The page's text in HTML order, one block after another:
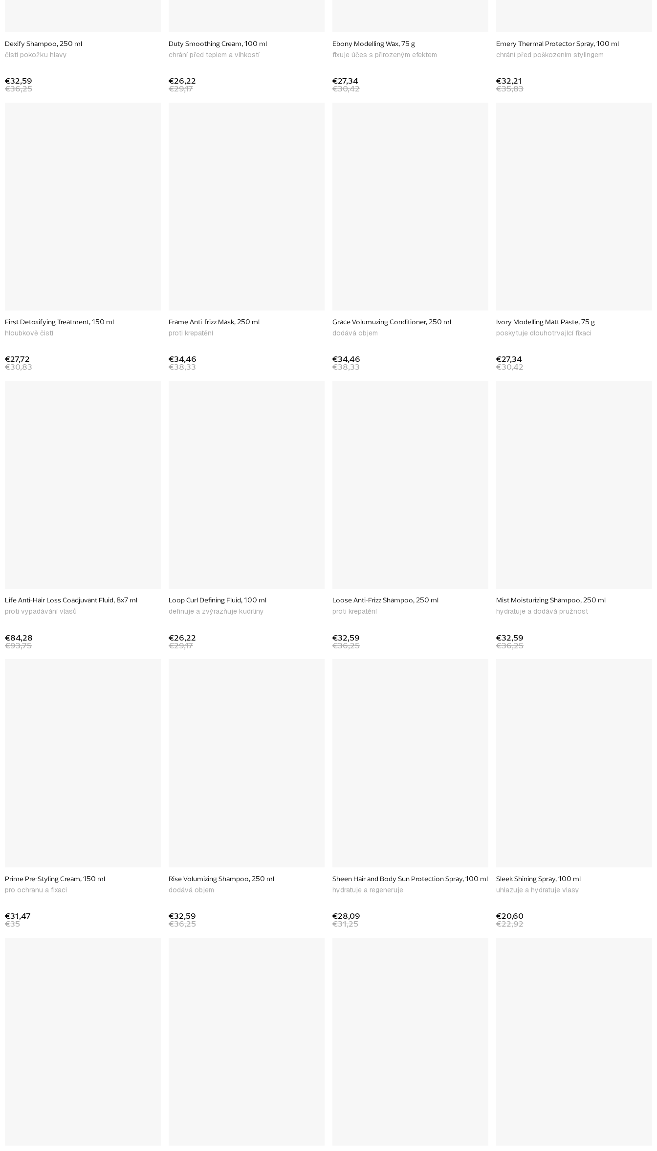
Dexify Shampoo, 250 ml
čistí pokožku hlavy
€36,25
€32,59
Duty Smoothing Cream, 100 ml
chrání před teplem a vlhkostí
€29,17
€26,22
Ebony Modelling Wax, 75 g
fixuje účes s přirozeným efektem
€30,42
€27,34
Emery Thermal Protector Spray, 100 ml
chrání před poškozením stylingem
€35,83
€32,21
First Detoxifying Treatment, 150 ml
hloubkově čistí
€30,83
€27,72
Frame Anti-frizz Mask, 250 ml
proti krepatění
€38,33
€34,46
Grace Volumuzing Conditioner, 250 ml
dodává objem
€38,33
€34,46
Ivory Modelling Matt Paste, 75 g
poskytuje dlouhotrvající fixaci
€30,42
€27,34
Life Anti-Hair Loss Coadjuvant Fluid, 8x7 ml
proti vypadávání vlasů
€93,75
€84,28
Loop Curl Defining Fluid, 100 ml
definuje a zvýrazňuje kudrliny
€29,17
€26,22
Loose Anti-Frizz Shampoo, 250 ml
proti krepatění
€36,25
€32,59
Mist Moisturizing Shampoo, 250 ml
hydratuje a dodává pružnost
€36,25
€32,59
Prime Pre-Styling Cream, 150 ml
pro ochranu a fixaci
€35
€31,47
Rise Volumizing Shampoo, 250 ml
dodává objem
€36,25
€32,59
Sheen Hair and Body Sun Protection Spray, 100 ml
hydratuje a regeneruje
€31,25
€28,09
Sleek Shining Spray, 100 ml
uhlazuje a hydratuje vlasy
€22,92
€20,60